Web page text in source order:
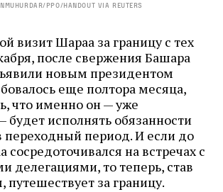
PPO/HANDOUT VIA REUTERS
визит Шараа за границу с тех
после свержения Башара
новым президентом
еще полтора месяца,
что именно он — уже
будет исполнять обязанности
переходный период. И если до
сосредоточивался на встречах с
делегациями, то теперь, став
путешествует за границу.